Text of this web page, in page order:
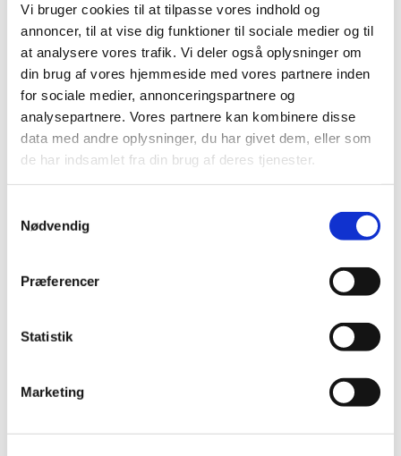
Vi bruger cookies til at tilpasse vores indhold og
annoncer, til at vise dig funktioner til sociale medier og til
at analysere vores trafik. Vi deler også oplysninger om
din brug af vores hjemmeside med vores partnere inden
for sociale medier, annonceringspartnere og
analysepartnere. Vores partnere kan kombinere disse
data med andre oplysninger, du har givet dem, eller som
de har indsamlet fra din brug af deres tjenester.
Nødvendig
Præferencer
Statistik
Marketing
2017 (167)
2016 (167)
2015 (33)
2014 (44)
2013 (49)
2012 (44)
2011 (13)
november (1)
september (2)
juli (1)
maj (2)
2010 (7)